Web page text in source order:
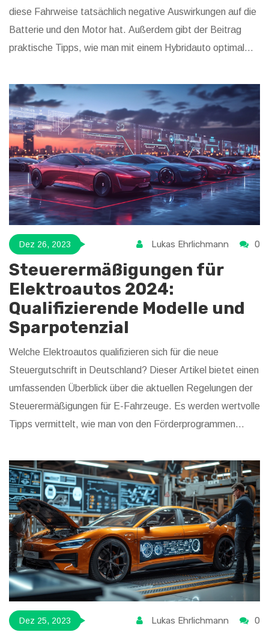
diese Fahrweise tatsächlich negative Auswirkungen auf die
Batterie und den Motor hat. Außerdem gibt der Beitrag
praktische Tipps, wie man mit einem Hybridauto optimal
Leser erfahren, wie sie mit ihren Fahrzeugen auf
Kurzstrecken umgehen sollten.
Dez 26, 2023 Lukas Ehrlichmann 0
Steuerermäßigungen für
Elektroautos 2024:
Qualifizierende Modelle und
Sparpotenzial
Welche Elektroautos qualifizieren sich für die neue
Steuergutschrift in Deutschland? Dieser Artikel bietet einen
umfassenden Überblick über die aktuellen Regelungen der
Steuerermäßigungen für E-Fahrzeuge. Es werden wertvolle
Tipps vermittelt, wie man von den Förderprogrammen
müssen und welche Modelle in die Förderung einbezogen
sind. Erfahren Sie, wie Sie die Umwelt schonen und dabei
auch Ihr Portemonnaie entlasten können.
Dez 25, 2023 Lukas Ehrlichmann 0